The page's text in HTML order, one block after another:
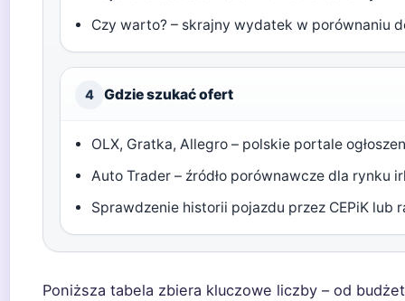
Czy warto? – skrajny wydatek w porównaniu
4 Gdzie szukać ofert
OLX, Gratka, Allegro – polskie portale
Auto Trader – źródło porównawcze dla rynku
Sprawdzenie historii pojazdu przez CEPiK lub
Poniższa tabela zbiera kluczowe liczby – od